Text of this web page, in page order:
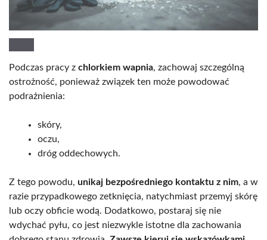
Podczas pracy z chlorkiem wapnia, zachowaj szczególną
ostrożność, ponieważ związek ten może powodować
podrażnienia:
skóry,
oczu,
dróg oddechowych.
Z tego powodu, unikaj bezpośredniego kontaktu z nim, a w
razie przypadkowego zetknięcia, natychmiast przemyj skórę
lub oczy obficie wodą. Dodatkowo, postaraj się nie
wdychać pyłu, co jest niezwykle istotne dla zachowania